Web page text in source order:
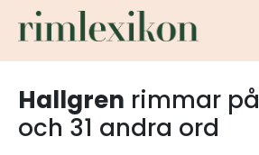
Hallgren rimmar på
och 31 andra ord